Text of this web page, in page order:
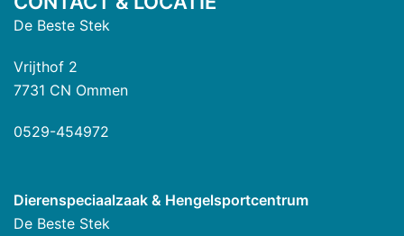
De Beste Stek
Vrijthof 2
7731 CN Ommen
0529-454972
Dierenspeciaalzaak & Hengelsportcentrum
De Beste Stek